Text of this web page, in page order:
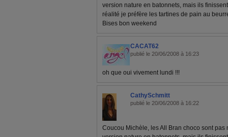
version nature en batonnets, mais ils
réalité je préfère les tartines de pain au
Bises bon weekend
CACAT62
publié le 20/06/2008 à 16:23
oh que oui vivement lundi !!!
CathySchmitt
publié le 20/06/2008 à 16:22
Coucou Michèle, les All Bran choco sont